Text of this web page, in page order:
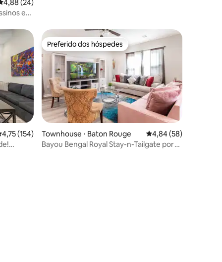
de uma avaliação média de 5, 24 avaliações
4,88 (24)
e
de uma avaliação média de 5, 154 avaliações
4,75 (154)
Preferido dos hóspedes
Preferido dos hóspedes
Townhouse ⋅ Baton Rouge 4,84 de uma
4,84 (58)
Bayou Bengal Royal Stay-n-Tailgate por